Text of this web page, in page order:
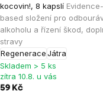
kocovin!, 8 kapslí Evidence-
based složení pro
alkoholu a řízení škod,
stravy
RegeneraceJátra
Skladem > 5 ks
zítra 10.8. u vás
59 Kč